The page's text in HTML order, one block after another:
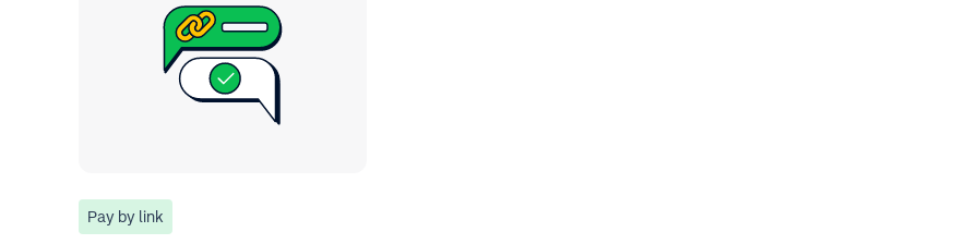
Pay by link